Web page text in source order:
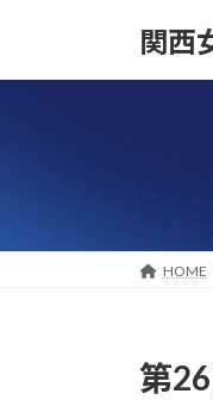
関西
HOME
第